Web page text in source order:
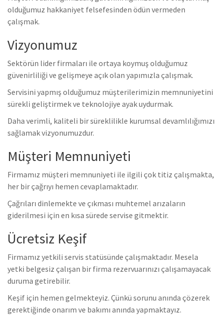
olduğumuz hakkaniyet felsefesinden ödün vermeden
çalışmak.
Vizyonumuz
Sektörün lider firmaları ile ortaya koymuş olduğumuz
güvenirliliği ve gelişmeye açık olan yapımızla çalışmak.
Servisini yapmış olduğumuz müşterilerimizin memnuniyetini
sürekli geliştirmek ve teknolojiye ayak uydurmak.
Daha verimli, kaliteli bir süreklilikle kurumsal devamlılığımızı
sağlamak vizyonumuzdur.
Müşteri Memnuniyeti
Firmamız müşteri memnuniyeti ile ilgili çok titiz çalışmakta,
her bir çağrıyı hemen cevaplamaktadır.
Çağrıları dinlemekte ve çıkması muhtemel arızaların
giderilmesi için en kısa sürede servise gitmektir.
Ücretsiz Keşif
Firmamız yetkili servis statüsünde çalışmaktadır. Mesela
yetki belgesiz çalışan bir firma rezervuarınızı çalışamayacak
duruma getirebilir.
Keşif için hemen gelmekteyiz. Çünkü sorunu anında çözerek
gerektiğinde onarım ve bakımı anında yapmaktayız.